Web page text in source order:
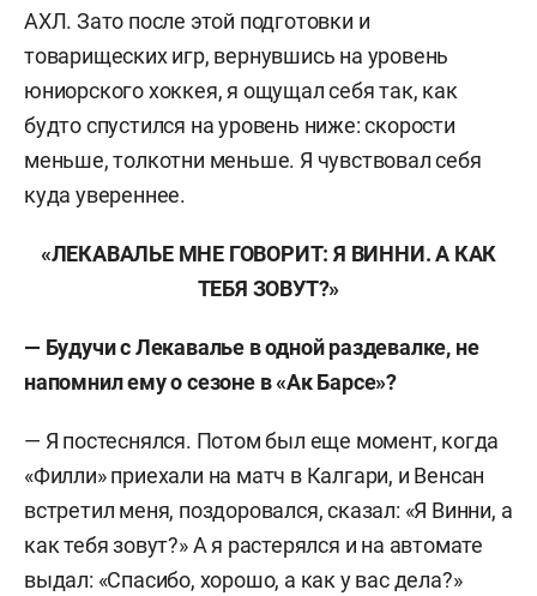
АХЛ. Зато после этой подготовки и
товарищеских игр, вернувшись на уровень
юниорского хоккея, я ощущал себя так, как
будто спустился на уровень ниже: скорости
меньше, толкотни меньше. Я чувствовал себя
куда увереннее.
«ЛЕКАВАЛЬЕ МНЕ ГОВОРИТ: Я ВИННИ. А КАК
ТЕБЯ ЗОВУТ?»
— Будучи с Лекавалье в одной раздевалке, не
напомнил ему о сезоне в «Ак Барсе»?
— Я постеснялся. Потом был еще момент, когда
«Филли» приехали на матч в Калгари, и Венсан
встретил меня, поздоровался, сказал: «Я Винни, а
как тебя зовут?» А я растерялся и на автомате
выдал: «Спасибо, хорошо, а как у вас дела?»